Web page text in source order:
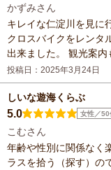
かずみさん
キレイな仁淀川を見に
クロスバイクをレンタ
出来ました。 観光案内
投稿日：2025年3月24日
しいな遊海くらぶ
5.0 女性／50
こむさん
年齢や性別に関係なく
ラスを拾う（探す）の